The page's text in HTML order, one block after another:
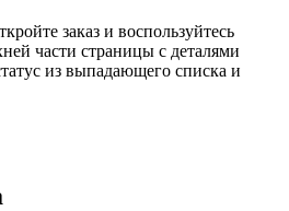
заказ и воспользуйтесь
части страницы с деталями
из выпадающего списка и